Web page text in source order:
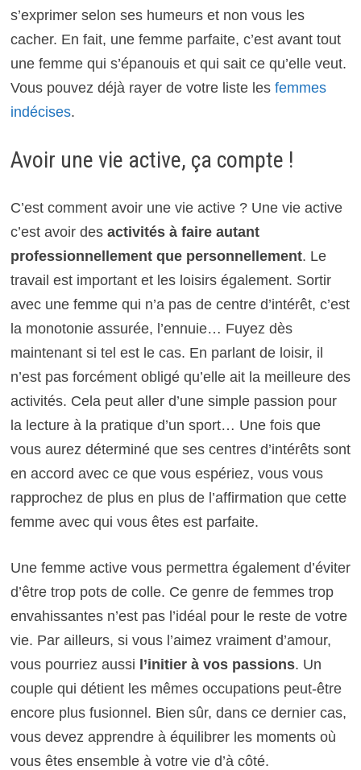
s’exprimer selon ses humeurs et non vous les
cacher. En fait, une femme parfaite, c’est avant tout
une femme qui s’épanouis et qui sait ce qu’elle veut.
Vous pouvez déjà rayer de votre liste les femmes
indécises.
Avoir une vie active, ça compte !
C’est comment avoir une vie active ? Une vie active
c’est avoir des activités à faire autant
professionnellement que personnellement. Le
travail est important et les loisirs également. Sortir
avec une femme qui n’a pas de centre d’intérêt, c’est
la monotonie assurée, l’ennuie… Fuyez dès
maintenant si tel est le cas. En parlant de loisir, il
n’est pas forcément obligé qu’elle ait la meilleure des
activités. Cela peut aller d’une simple passion pour
la lecture à la pratique d’un sport… Une fois que
vous aurez déterminé que ses centres d’intérêts sont
en accord avec ce que vous espériez, vous vous
rapprochez de plus en plus de l’affirmation que cette
femme avec qui vous êtes est parfaite.
Une femme active vous permettra également d’éviter
d’être trop pots de colle. Ce genre de femmes trop
envahissantes n’est pas l’idéal pour le reste de votre
vie. Par ailleurs, si vous l’aimez vraiment d’amour,
vous pourriez aussi l’initier à vos passions. Un
couple qui détient les mêmes occupations peut-être
encore plus fusionnel. Bien sûr, dans ce dernier cas,
vous devez apprendre à équilibrer les moments où
vous êtes ensemble à votre vie d’à côté.